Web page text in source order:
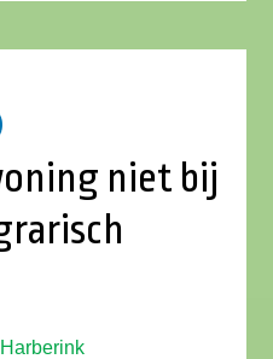
niet bij